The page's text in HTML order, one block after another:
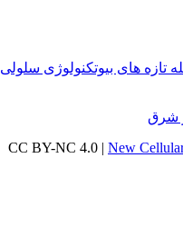
سلولی